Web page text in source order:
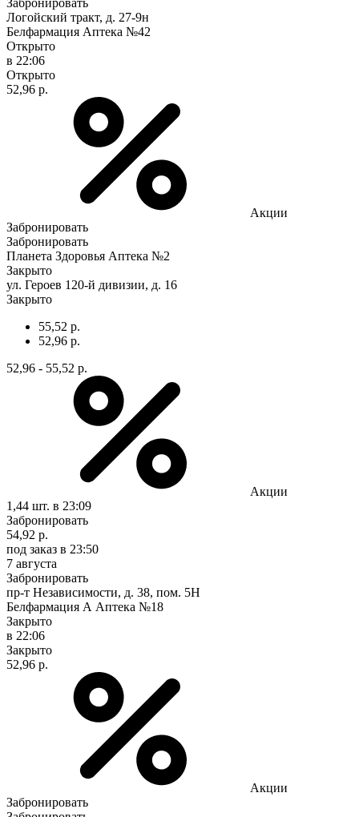
Логойский тракт, д. 27-9н
Белфармация Аптека №42
Открыто
в 22:06
Открыто
52,96 р.
Акции
Забронировать
Забронировать
Планета Здоровья Аптека №2
Закрыто
ул. Героев 120-й дивизии, д. 16
Закрыто
55,52 р.
52,96 р.
52,96 - 55,52 р.
Акции
1,44 шт. в 23:09
Забронировать
54,92 р.
под заказ в 23:50
7 августа
Забронировать
пр-т Независимости, д. 38, пом. 5Н
Белфармация А Аптека №18
Закрыто
в 22:06
Закрыто
52,96 р.
Акции
Забронировать